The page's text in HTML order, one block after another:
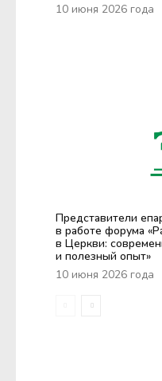
10 июня 2026 года
Представители
в работе форума
в Церкви:
и полезный опыт»
10 июня 2026 года